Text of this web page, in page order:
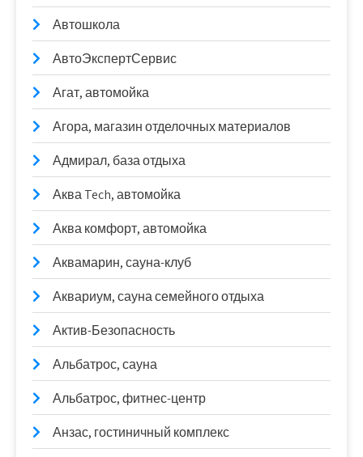
Автошкола
АвтоЭкспертСервис
Агат, автомойка
Агора, магазин отделочных материалов
Адмирал, база отдыха
Аква Tech, автомойка
Аква комфорт, автомойка
Аквамарин, сауна-клуб
Аквариум, сауна семейного отдыха
Актив-Безопасность
Альбатрос, сауна
Альбатрос, фитнес-центр
Анзас, гостиничный комплекс